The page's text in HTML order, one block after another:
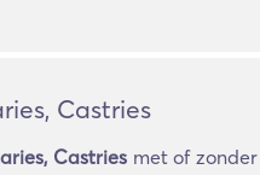
Castries
Castriesmet of zonder